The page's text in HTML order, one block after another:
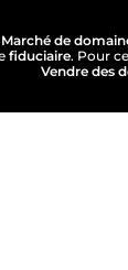
Marché de
fiduciaire. Pour
Vendre des